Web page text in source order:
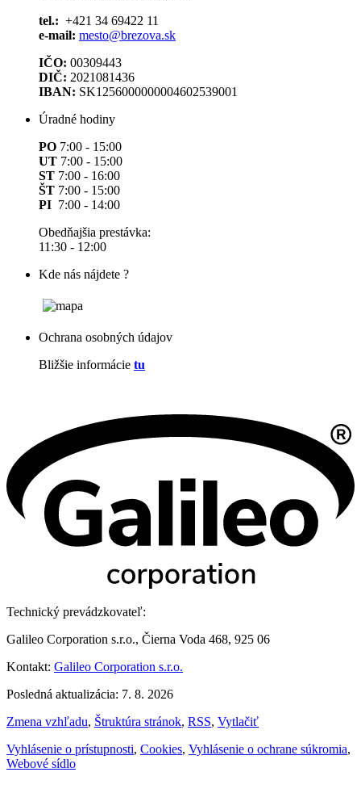
tel.: +421 34 69422 11
e-mail: mesto@brezova.sk
IČO: 00309443
DIČ: 2021081436
IBAN: SK1256000000004602539001
Úradné hodiny
PO 7:00 - 15:00
UT 7:00 - 15:00
ST 7:00 - 16:00
ŠT 7:00 - 15:00
PI 7:00 - 14:00
Obedňajšia prestávka:
11:30 - 12:00
Kde nás nájdete ?
Ochrana osobných údajov
Bližšie informácie tu
Technický prevádzkovateľ:
Galileo Corporation s.r.o., Čierna Voda 468, 925 06
Kontakt: Galileo Corporation s.r.o.
Posledná aktualizácia: 7. 8. 2026
Zmena vzhľadu, Štruktúra stránok, RSS, Vytlačiť
Vyhlásenie o prístupnosti, Cookies, Vyhlásenie o ochrane súkromia,
Webové sídlo